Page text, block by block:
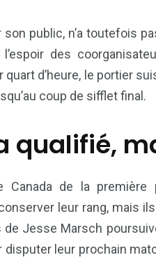
son public, n’a toutefois
des
quart d’heure, le portier
coup de sifflet final.
qualifié,
Canada de la
leur rang, mais
de Jesse Marsch
disputer leur prochain
242
Société